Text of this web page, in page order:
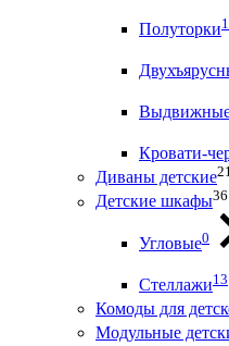
Полуторки
Выдвижные
Кровати-
Диваны детские
Детские шкафы36
Угловые0
Стеллажи13
Комоды для
Модульные